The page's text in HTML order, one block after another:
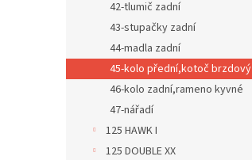
42-tlumič zadní
43-stupačky zadní
44-madla zadní
45-kolo přední,kotoč brzdový
46-kolo zadní,rameno kyvné
47-nářadí
125 HAWK I
125 DOUBLE XX